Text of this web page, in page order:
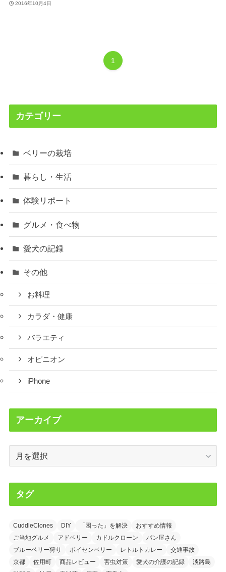
2016年10月4日
1
カテゴリー
ベリーの栽培
暮らし・生活
体験リポート
グルメ・食べ物
愛犬の記録
その他
お料理
カラダ・健康
バラエティ
オピニオン
iPhone
アーカイブ
タグ
CuddleClones DIY 「困った」を解決
おすすめ情報
ご当地グルメ
アドベリー カドルクローン
パン屋さん
ブルーベリー狩り
ボイセンベリー レトルトカレー
交通事故
京都
佐用町 商品レビュー 害虫対策 愛犬の介護の記録
淡路島